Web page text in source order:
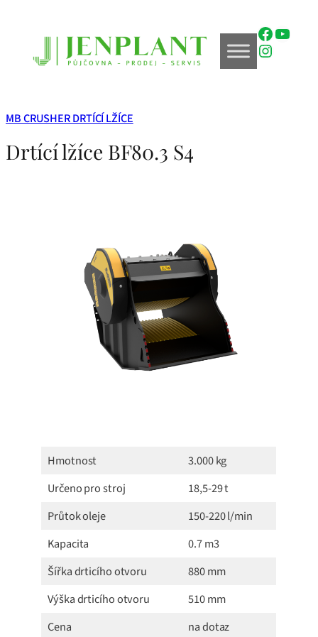
MB CRUSHER DRTÍCÍ LŽÍCE
Drtící lžíce BF80.3 S4
Hmotnost
3.000 kg
Určeno pro stroj
18,5-29 t
Průtok oleje
150-220 l/min
Kapacita
0.7 m3
Šířka drticího otvoru
880 mm
Výška drticího otvoru
510 mm
Cena
na dotaz